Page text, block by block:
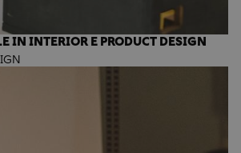
IN INTERIOR E PRODUCT DESIGN